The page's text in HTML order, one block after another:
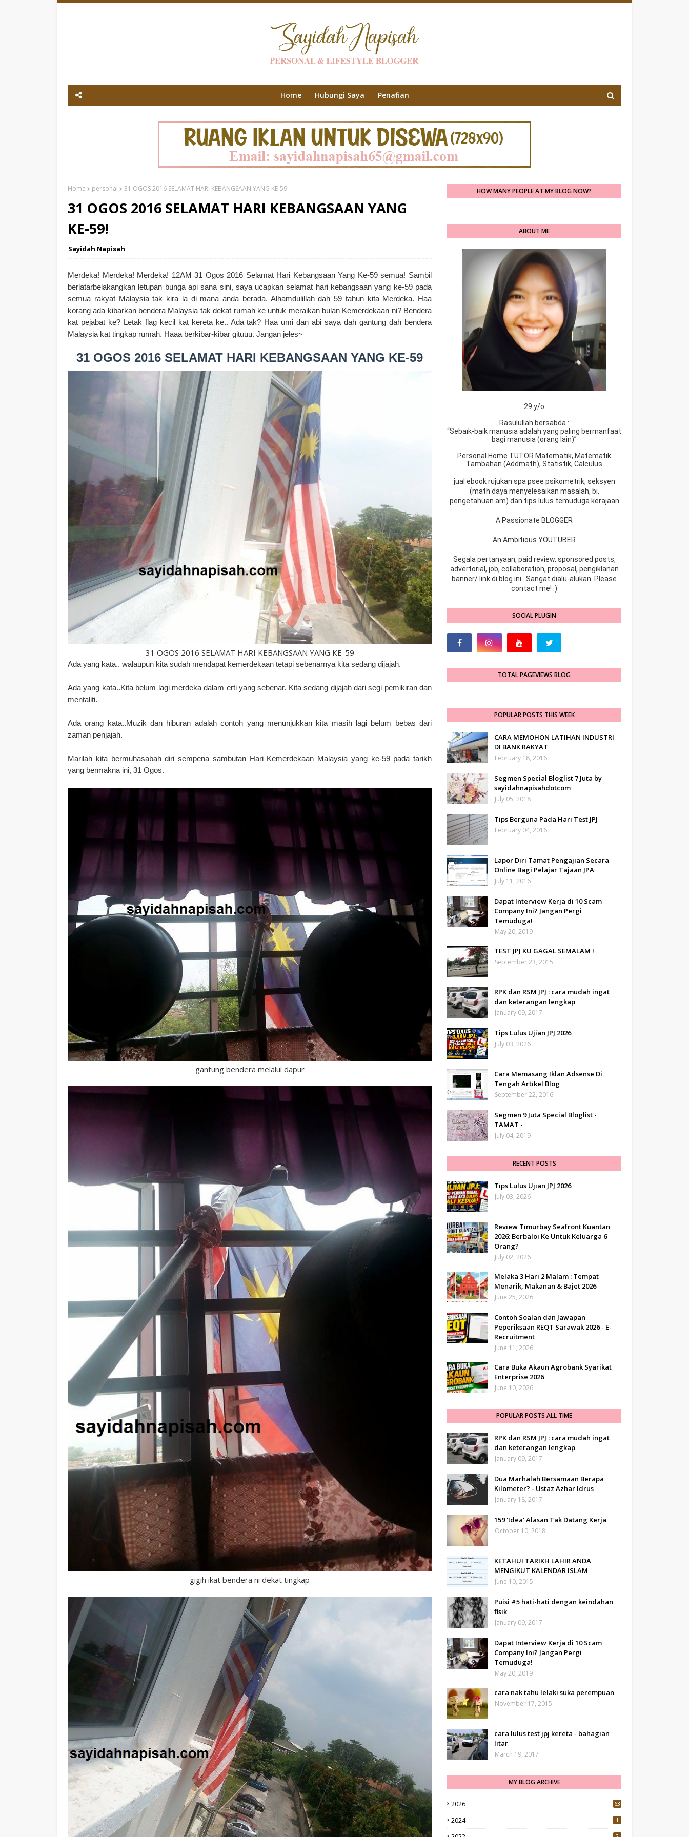
Home Hubungi Saya Penafian
Home personal 31 OGOS 2016 SELAMAT HARI KEBANGSAAN YANG KE-59!
31 OGOS 2016 SELAMAT HARI KEBANGSAAN YANG
KE-59!
Sayidah Napisah
Merdeka! Merdeka! Merdeka! 12AM 31 Ogos 2016 Selamat Hari Kebangsaan Yang Ke-59 semua! Sambil
berlatarbelakangkan letupan bunga api sana sini, saya ucapkan selamat hari kebangsaan yang ke-59 pada
semua rakyat Malaysia tak kira la di mana anda berada. Alhamdulillah dah 59 tahun kita Merdeka. Haa
korang ada kibarkan bendera Malaysia tak dekat rumah ke untuk meraikan bulan Kemerdekaan ni? Bendera
kat pejabat ke? Letak flag kecil kat kereta ke.. Ada tak? Haa umi dan abi saya dah gantung dah bendera
Malaysia kat tingkap rumah. Haaa berkibar-kibar gituuu. Jangan jeles~
31 OGOS 2016 SELAMAT HARI KEBANGSAAN YANG KE-59
31 OGOS 2016 SELAMAT HARI KEBANGSAAN YANG KE-59
Ada yang kata.. walaupun kita sudah mendapat kemerdekaan tetapi sebenarnya kita sedang dijajah.
Ada yang kata..Kita belum lagi merdeka dalam erti yang sebenar. Kita sedang dijajah dari segi pemikiran dan
mentaliti.
Ada orang kata..Muzik dan hiburan adalah contoh yang menunjukkan kita masih lagi belum bebas dari
zaman penjajah.
Marilah kita bermuhasabah diri sempena sambutan Hari Kemerdekaan Malaysia yang ke-59 pada tarikh
yang bermakna ini, 31 Ogos.
gantung bendera melalui dapur
gigih ikat bendera ni dekat tingkap
HOW MANY PEOPLE AT MY BLOG NOW?
ABOUT ME
29 y/o
Rasulullah bersabda :
“Sebaik-baik manusia adalah yang paling bermanfaat
bagi manusia (orang lain)”
Personal Home TUTOR Matematik, Matematik
Tambahan (Addmath), Statistik, Calculus
jual ebook rujukan spa psee psikometrik, seksyen
(math daya menyelesaikan masalah, bi,
pengetahuan am) dan tips lulus temuduga kerajaan
A Passionate BLOGGER
An Ambitious YOUTUBER
Segala pertanyaan, paid review, sponsored posts,
advertorial, job, collaboration, proposal, pengiklanan
banner/ link di blog ini.. Sangat dialu-alukan. Please
contact me! :)
SOCIAL PLUGIN
TOTAL PAGEVIEWS BLOG
POPULAR POSTS THIS WEEK
CARA MEMOHON LATIHAN INDUSTRI
DI BANK RAKYAT
February 18, 2016
Segmen Special Bloglist 7 Juta by
sayidahnapisahdotcom
July 05, 2018
Tips Berguna Pada Hari Test JPJ
February 04, 2016
Lapor Diri Tamat Pengajian Secara
Online Bagi Pelajar Tajaan JPA
July 11, 2016
Dapat Interview Kerja di 10 Scam
Company Ini? Jangan Pergi
Temuduga!
May 20, 2019
TEST JPJ KU GAGAL SEMALAM !
September 23, 2015
RPK dan RSM JPJ : cara mudah ingat
dan keterangan lengkap
January 09, 2017
Tips Lulus Ujian JPJ 2026
July 03, 2026
Cara Memasang Iklan Adsense Di
Tengah Artikel Blog
September 22, 2016
Segmen 9 Juta Special Bloglist -
TAMAT -
July 04, 2019
RECENT POSTS
Tips Lulus Ujian JPJ 2026
July 03, 2026
Review Timurbay Seafront Kuantan
2026: Berbaloi Ke Untuk Keluarga 6
Orang?
July 02, 2026
Melaka 3 Hari 2 Malam : Tempat
Menarik, Makanan & Bajet 2026
June 25, 2026
Contoh Soalan dan Jawapan
Peperiksaan REQT Sarawak 2026 - E-
Recruitment
June 11, 2026
Cara Buka Akaun Agrobank Syarikat
Enterprise 2026
June 10, 2026
POPULAR POSTS ALL TIME
RPK dan RSM JPJ : cara mudah ingat
dan keterangan lengkap
January 09, 2017
Dua Marhalah Bersamaan Berapa
Kilometer? - Ustaz Azhar Idrus
January 18, 2017
159 'Idea' Alasan Tak Datang Kerja
October 10, 2018
KETAHUI TARIKH LAHIR ANDA
MENGIKUT KALENDAR ISLAM
June 10, 2015
Puisi #5 hati-hati dengan keindahan
fisik
January 09, 2017
Dapat Interview Kerja di 10 Scam
Company Ini? Jangan Pergi
Temuduga!
May 20, 2019
cara nak tahu lelaki suka perempuan
November 17, 2015
cara lulus test jpj kereta - bahagian
litar
March 19, 2017
MY BLOG ARCHIVE
2026 63
2024 1